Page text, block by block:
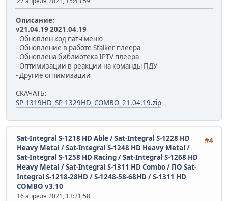
Описание:
v21.04.19 2021.04.19
- Обновлен код патч меню
- Обновление в работе Stalker плеера
- Обновлена библиотека IPTV плеера
- Оптимизации в реакции на команды ПДУ
- Другие оптимизации
СКАЧАТЬ:
SP-1319HD_SP-1329HD_COMBO_21.04.19.zip
#4
Sat-Integral S-1218 HD Able / Sat-Integral S-1228 HD
Heavy Metal / Sat-Integral S-1248 HD Heavy Metal /
Sat-Integral S-1258 HD Racing / Sat-Integral S-1268 HD
Heavy Metal / Sat-Integral S-1311 HD Combo/ ПО Sat-
Integral S-1218-28HD / S-1248-58-68HD / S-1311 HD
COMBO v3.10
16 апреля 2021, 13:21:58